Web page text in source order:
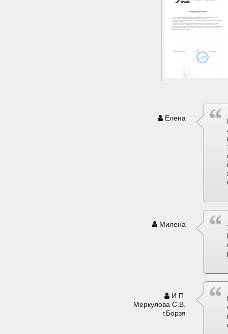
Елена
Милена
И.П.
Меркулова С.В.
г.Борзя